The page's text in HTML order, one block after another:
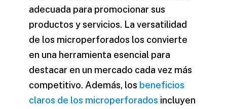
adecuada para promocionar sus
productos y servicios. La versatilidad
de los microperforados los convierte
en una herramienta esencial para
destacar en un mercado cada vez más
competitivo. Además, los beneficios
claros de los microperforados incluyen